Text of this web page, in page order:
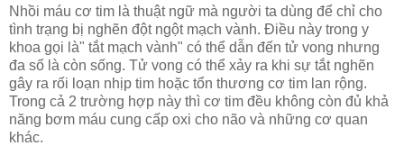
Nhồi máu cơ tim là thuật ngữ mà người ta dùng để chỉ cho
tình trạng bị nghẽn đột ngột mạch vành. Ðiều này trong y
khoa gọi là" tắt mạch vành" có thể dẫn đến tử vong nhưng
đa số là còn sống. Tử vong có thể xảy ra khi sự tắt nghẽn
gây ra rối loạn nhịp tim hoặc tổn thương cơ tim lan rộng.
Trong cả 2 trường hợp này thì cơ tim đều không còn đủ khả
năng bơm máu cung cấp oxi cho não và những cơ quan
khác.